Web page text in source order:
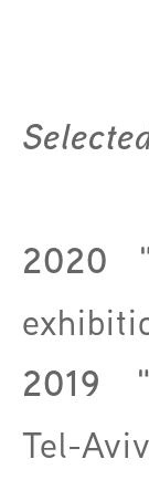
2020
2019
Tel-Aviv